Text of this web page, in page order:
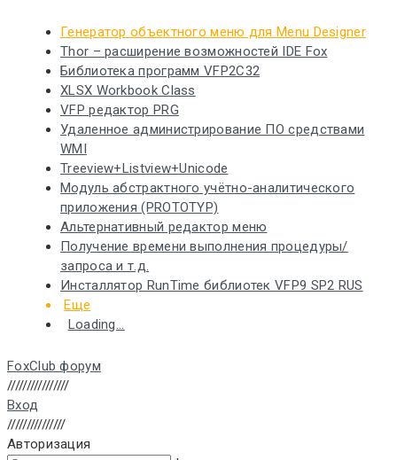
Генератор объектного меню для Menu Designer
Thor – расширение возможностей IDE Fox
Библиотека программ VFP2C32
XLSX Workbook Class
VFP редактор PRG
Удаленное администрирование ПО средствами
WMI
Treeview+Listview+Unicode
Модуль абстрактного учётно-аналитического
приложения (PROTOTYP)
Альтернативный редактор меню
Получение времени выполнения процедуры/
запроса и т.д.
Инсталлятор RunTime библиотек VFP9 SP2 RUS
Еще
Loading...
FoxClub форум
////////////////
Вход
///////////////
Авторизация